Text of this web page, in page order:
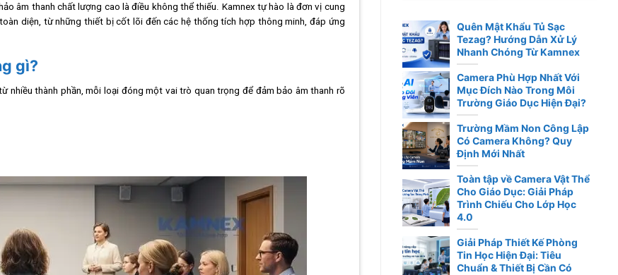
âm thanh chất lượng cao là điều không thể thiếu. Kamnex tự hào là đơn vị cung
diện, từ những thiết bị cốt lõi đến các hệ thống tích hợp thông minh, đáp ứng
gì?
nhiều thành phần, mỗi loại đóng một vai trò quan trọng để đảm bảo âm thanh rõ
Quên Mật Khẩu Tủ Sạc
Tezag? Hướng Dẫn Xử Lý
Nhanh Chóng Từ Kamnex
Camera Phù Hợp Nhất Với
Mục Đích Nào Trong Môi
Trường Giáo Dục Hiện Đại?
Trường Mầm Non Công Lập
Có Camera Không? Quy
Định Mới Nhất
Toàn tập về Camera Vật Thể
Cho Giáo Dục: Giải Pháp
Trình Chiếu Cho Lớp Học
4.0
Giải Pháp Thiết Kế Phòng
Tin Học Hiện Đại: Tiêu
Chuẩn & Thiết Bị Cần Có